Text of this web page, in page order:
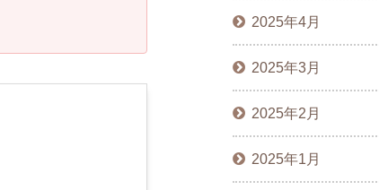
2025年4月
2025年3月
2025年2月
2025年1月